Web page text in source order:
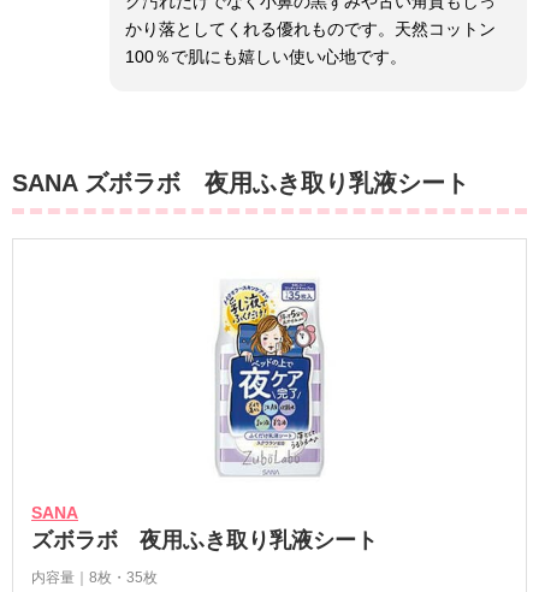
かり落としてくれる優れものです。天然コットン
100％で肌にも嬉しい使い心地です。
SANA ズボラボ 夜用ふき取り乳液シート
SANA
ズボラボ 夜用ふき取り乳液シート
内容量｜8枚・35枚